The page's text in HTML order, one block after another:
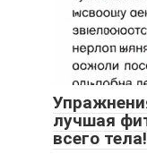
лучшая
всего